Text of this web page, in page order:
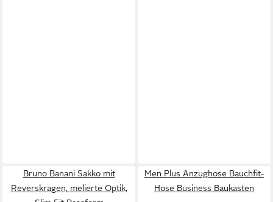
Bruno Banani Sakko mit
Reverskragen, melierte Optik,
Men Plus Anzughose Bauchfit-
Hose Business Baukasten